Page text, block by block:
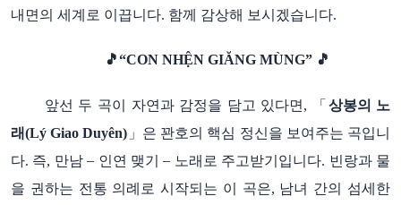
내면의 세계로 이끕니다. 함께 감상해 보시겠습니다.
🎵“CON NHỆN GIĂNG MÙNG” 🎵
앞선 두 곡이 자연과 감정을 담고 있다면, 「상봉의 노
래(Lý Giao Duyên) 」은 꽌호의 핵심 정신을 보여주는 곡입니
다. 즉, 만남 – 인연 맺기 – 노래로 주고받기입니다. 빈랑과 물
을 권하는 전통 의례로 시작되는 이 곡은, 남녀 간의 섬세한